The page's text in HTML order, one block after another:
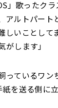
」歌ったク
アルトパー
しいことし
がします」
っているワ
紙を送る側に